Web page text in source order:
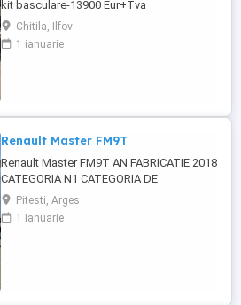
kit basculare-13900 Eur+Tva
Chitila, Ilfov
1 ianuarie
Renault Master FM9T
Renault Master FM9T AN FABRICATIE 2018
CATEGORIA N1 CATEGORIA DE
FOLOSINTA AUTOUTILITARA N1
CAROSERIE BB FURGON PUTERE KW 96
TIP COMBUSTIBIL MOTORINA NORMA DE
Pitesti, Arges
1 ianuarie